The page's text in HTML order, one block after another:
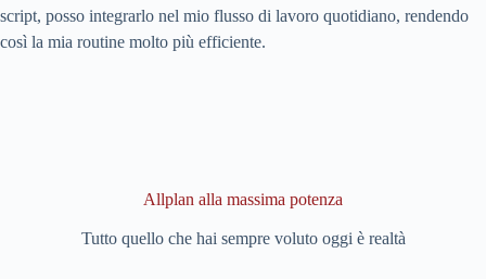
script, posso integrarlo nel mio flusso di lavoro quotidiano, rendendo
così la mia routine molto più efficiente.
Allplan alla massima potenza
Tutto quello che hai sempre voluto oggi è realtà